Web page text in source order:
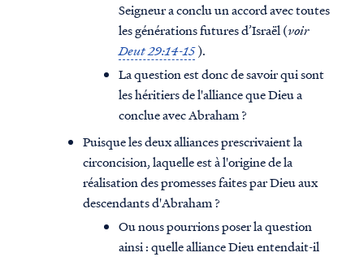
Seigneur a conclu un accord avec toutes
les générations futures d’Israël (voir
Deut 29:14-15).
La question est donc de savoir qui sont
les héritiers de l'alliance que Dieu a
conclue avec Abraham ?
Puisque les deux alliances prescrivaient la
circoncision, laquelle est à l'origine de la
réalisation des promesses faites par Dieu aux
descendants d'Abraham ?
Ou nous pourrions poser la question
ainsi : quelle alliance Dieu entendait-il